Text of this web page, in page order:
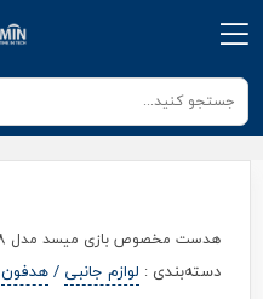
هدست مخصوص بازی میسد مدل A68
دسته‌بندی : لوازم جانبی /هدفون